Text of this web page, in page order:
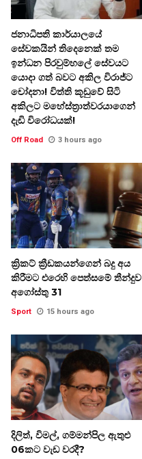
ජනාධිපති කාර්යාලයේ
සේවකයින් තිදෙනෙක් තම
ඉන්ධන පිරවුම්හලේ සේවයට
යොදා ගත් බවට අකිල විරාජ්ට
චෝදනා! විත්ති කූඩුවේ සිටි
අකිලට මහේස්ත්‍රාත්වරයාගෙන්
දැඩි විරෝධයක්!
Off Road 3 hours ago
ක්‍රිකට් ක්‍රීඩකයන්ගෙන් බදු අය
කිරීමට එරෙහි පෙත්සමේ තීන්දුව
අගෝස්තු 31
Sport 15 hours ago
දිලිත්, විමල්, ගම්මන්පිල ඇතුළු
06කට වැඩ වරදී?